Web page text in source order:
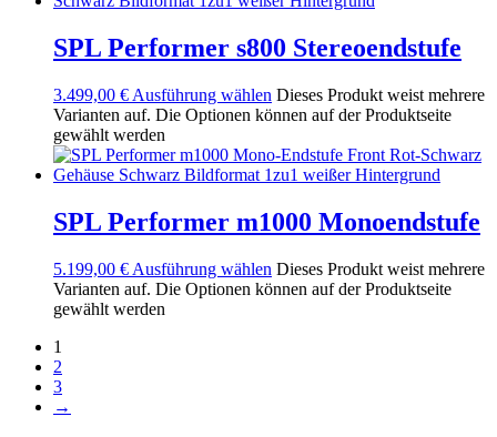
SPL Performer s800 Stereoendstufe
3.499,00 € Ausführung wählen Dieses Produkt weist mehrere
Varianten auf. Die Optionen können auf der Produktseite
gewählt werden
SPL Performer m1000 Monoendstufe
5.199,00 € Ausführung wählen Dieses Produkt weist mehrere
Varianten auf. Die Optionen können auf der Produktseite
gewählt werden
1
2
3
→